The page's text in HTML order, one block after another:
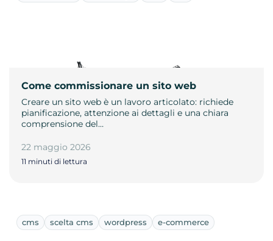
Come commissionare un sito web
Creare un sito web è un lavoro articolato: richiede
pianificazione, attenzione ai dettagli e una chiara
comprensione del…
22 maggio 2026
11 minuti di lettura
cms scelta cms wordpress e-commerce